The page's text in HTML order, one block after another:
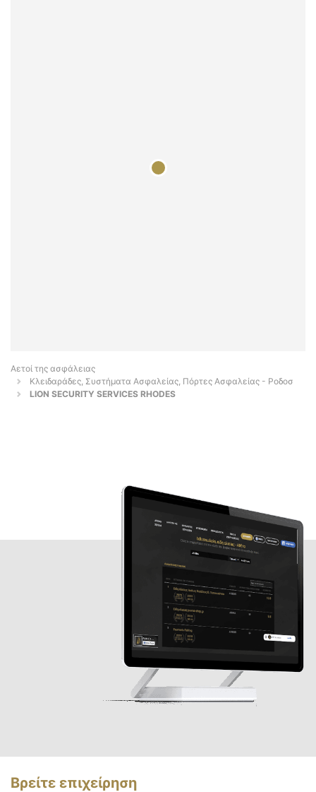
Αετοί της ασφάλειας
Κλειδαράδες, Συστήματα Ασφαλείας, Πόρτες Ασφαλείας - Ροδοσ
LION SECURITY SERVICES RHODES
Βρείτε επιχείρηση